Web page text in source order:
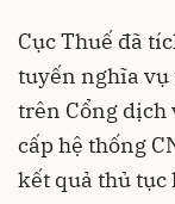
Cục Thuế đã
tuyến nghĩa vụ
trên Cổng dịch
cấp hệ thống
kết quả thủ tục